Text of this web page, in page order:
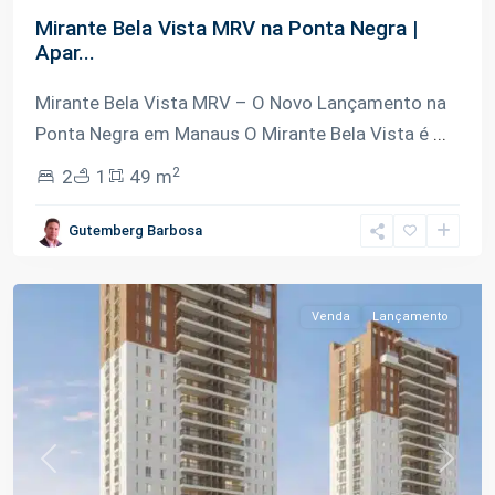
Mirante Bela Vista MRV na Ponta Negra |
Apar...
Mirante Bela Vista MRV – O Novo Lançamento na
Ponta Negra em Manaus O Mirante Bela Vista é ...
2
1 49 m2
Gutemberg Barbosa
Negra,
Previous Next
Venda Lançamento